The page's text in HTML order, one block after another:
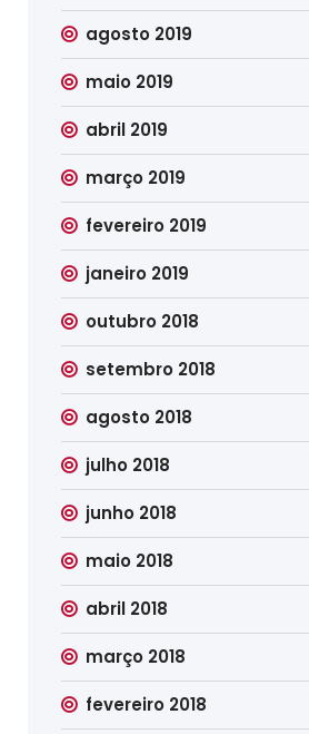
agosto 2019
maio 2019
abril 2019
março 2019
fevereiro 2019
janeiro 2019
outubro 2018
setembro 2018
agosto 2018
julho 2018
junho 2018
maio 2018
abril 2018
março 2018
fevereiro 2018